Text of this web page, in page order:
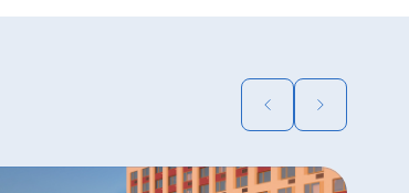
— невероятный тандем,